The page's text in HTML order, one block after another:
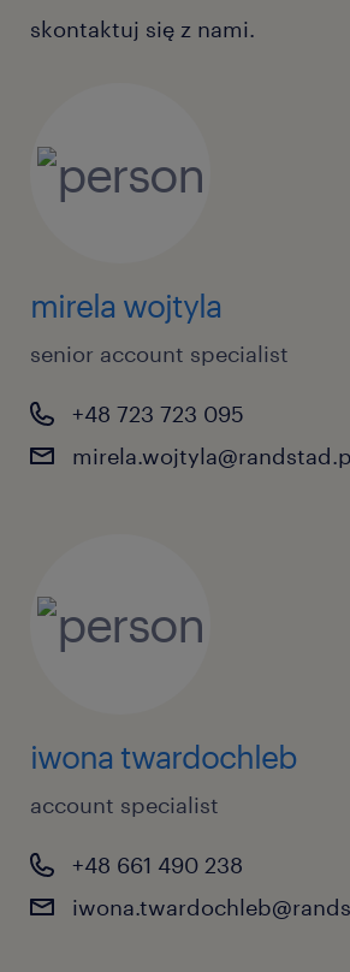
skontaktuj się z nami.
mirela wojtyla
senior account specialist
+48 723 723 095
iwona twardochleb
account specialist
+48 661 490 238